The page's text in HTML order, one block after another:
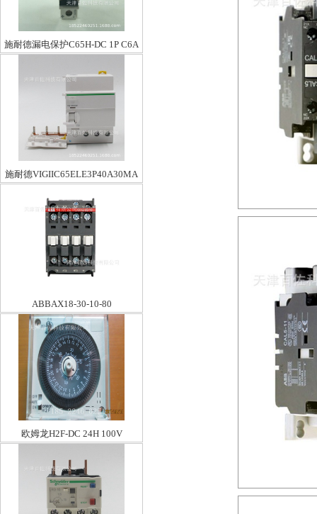
施耐德漏电保护C65H-DC 1P C6A
施耐德VIGIIC65ELE3P40A30MA
ABBAX18-30-10-80
欧姆龙H2F-DC 24H 100V